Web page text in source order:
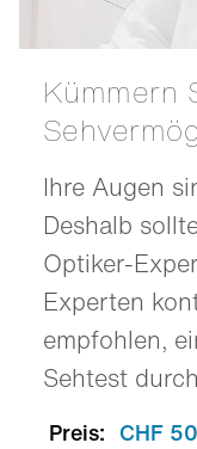
Kümmern Sie sich um Ihr
Ihre Augen
Deshalb
Optiker-
Experten
empfohlen,
Sehtest
Preis: CHF